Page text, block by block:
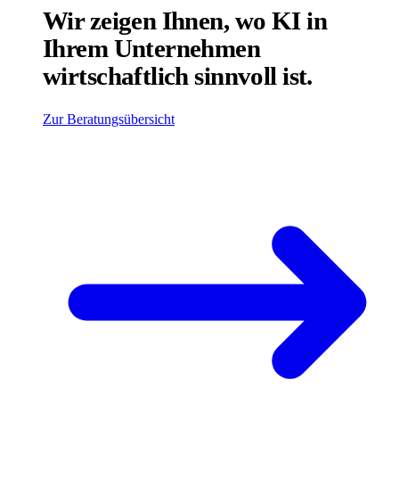
Wir zeigen Ihnen, wo KI in
Ihrem Unternehmen
wirtschaftlich sinnvoll ist.
Zur Beratungsübersicht